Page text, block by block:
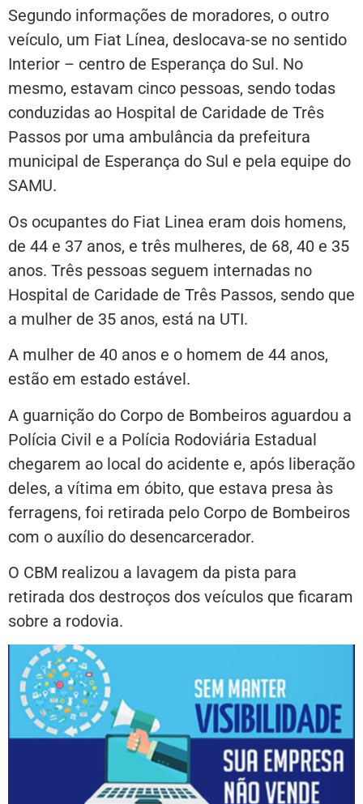
Segundo informações de moradores, o outro
veículo, um Fiat Línea, deslocava-se no sentido
Interior – centro de Esperança do Sul. No
mesmo, estavam cinco pessoas, sendo todas
conduzidas ao Hospital de Caridade de Três
Passos por uma ambulância da prefeitura
municipal de Esperança do Sul e pela equipe do
SAMU.
Os ocupantes do Fiat Linea eram dois homens,
de 44 e 37 anos, e três mulheres, de 68, 40 e 35
anos. Três pessoas seguem internadas no
Hospital de Caridade de Três Passos, sendo que
a mulher de 35 anos, está na UTI.
A mulher de 40 anos e o homem de 44 anos,
estão em estado estável.
A guarnição do Corpo de Bombeiros aguardou a
Polícia Civil e a Polícia Rodoviária Estadual
chegarem ao local do acidente e, após liberação
deles, a vítima em óbito, que estava presa às
ferragens, foi retirada pelo Corpo de Bombeiros
com o auxílio do desencarcerador.
O CBM realizou a lavagem da pista para
retirada dos destroços dos veículos que ficaram
sobre a rodovia.